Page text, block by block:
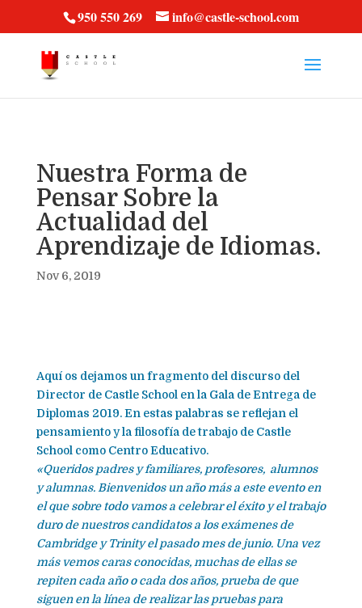
950 550 269 info@castle-school.com
Nuestra Forma de
Pensar Sobre la
Actualidad del
Aprendizaje de Idiomas.
Nov 6, 2019
Aquí os dejamos un fragmento del discurso del
Director de Castle School en la Gala de Entrega de
Diplomas 2019. En estas palabras se reflejan el
pensamiento y la filosofía de trabajo de Castle
School como Centro Educativo.
«Queridos padres y familiares, profesores, alumnos
y alumnas. Bienvenidos un año más a este evento en
el que sobre todo vamos a celebrar el éxito y el trabajo
duro de nuestros candidatos a los exámenes de
Cambridge y Trinity el pasado mes de junio. Una vez
más vemos caras conocidas, muchas de ellas se
repiten cada año o cada dos años, prueba de que
siguen en la línea de realizar las pruebas para